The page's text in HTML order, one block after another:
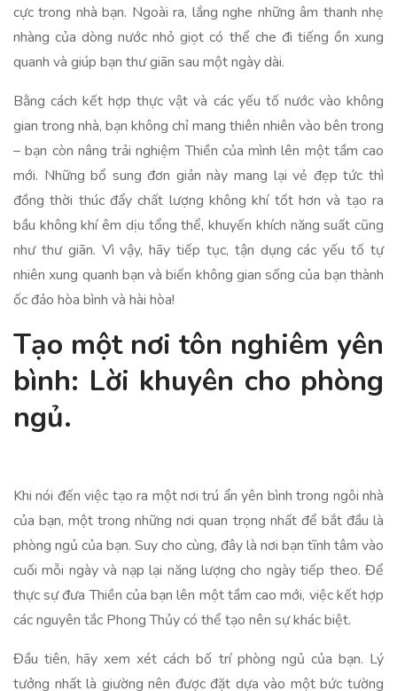
cực trong nhà bạn. Ngoài ra, lắng nghe những âm thanh nhẹ
nhàng của dòng nước nhỏ giọt có thể che đi tiếng ồn xung
quanh và giúp bạn thư giãn sau một ngày dài.
Bằng cách kết hợp thực vật và các yếu tố nước vào không
gian trong nhà, bạn không chỉ mang thiên nhiên vào bên trong
– bạn còn nâng trải nghiệm Thiền của mình lên một tầm cao
mới. Những bổ sung đơn giản này mang lại vẻ đẹp tức thì
đồng thời thúc đẩy chất lượng không khí tốt hơn và tạo ra
bầu không khí êm dịu tổng thể, khuyến khích năng suất cũng
như thư giãn. Vì vậy, hãy tiếp tục, tận dụng các yếu tố tự
nhiên xung quanh bạn và biến không gian sống của bạn thành
ốc đảo hòa bình và hài hòa!
Tạo một nơi tôn nghiêm yên
bình: Lời khuyên cho phòng
ngủ.
Khi nói đến việc tạo ra một nơi trú ẩn yên bình trong ngôi nhà
của bạn, một trong những nơi quan trọng nhất để bắt đầu là
phòng ngủ của bạn. Suy cho cùng, đây là nơi bạn tĩnh tâm vào
cuối mỗi ngày và nạp lại năng lượng cho ngày tiếp theo. Để
thực sự đưa Thiền của bạn lên một tầm cao mới, việc kết hợp
các nguyên tắc Phong Thủy có thể tạo nên sự khác biệt.
Đầu tiên, hãy xem xét cách bố trí phòng ngủ của bạn. Lý
tưởng nhất là giường nên được đặt dựa vào một bức tường